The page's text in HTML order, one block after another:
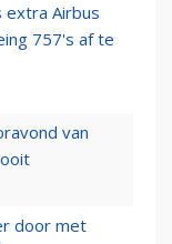
extra Airbus
757's af te
van
door met